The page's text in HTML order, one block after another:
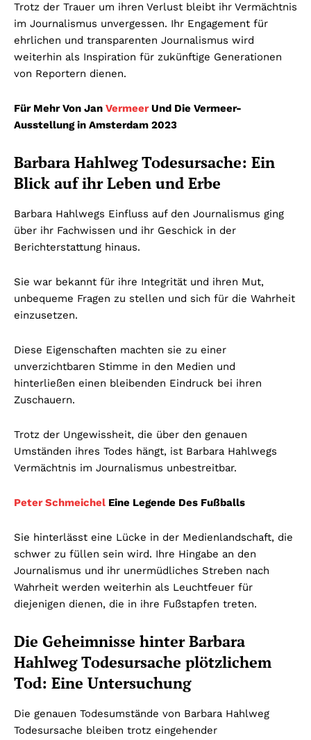
Trotz der Trauer um ihren Verlust bleibt ihr Vermächtnis
im Journalismus unvergessen. Ihr Engagement für
ehrlichen und transparenten Journalismus wird
weiterhin als Inspiration für zukünftige Generationen
von Reportern dienen.
Für Mehr Von Jan VermeerUnd Die Vermeer-
Ausstellung in Amsterdam 2023
Barbara Hahlweg Todesursache: Ein
Blick auf ihr Leben und Erbe
Barbara Hahlwegs Einfluss auf den Journalismus ging
über ihr Fachwissen und ihr Geschick in der
Berichterstattung hinaus.
Sie war bekannt für ihre Integrität und ihren Mut,
unbequeme Fragen zu stellen und sich für die Wahrheit
einzusetzen.
Diese Eigenschaften machten sie zu einer
unverzichtbaren Stimme in den Medien und
hinterließen einen bleibenden Eindruck bei ihren
Zuschauern.
Trotz der Ungewissheit, die über den genauen
Umständen ihres Todes hängt, ist Barbara Hahlwegs
Vermächtnis im Journalismus unbestreitbar.
Peter Schmeichel Eine Legende Des Fußballs
Sie hinterlässt eine Lücke in der Medienlandschaft, die
schwer zu füllen sein wird. Ihre Hingabe an den
Journalismus und ihr unermüdliches Streben nach
Wahrheit werden weiterhin als Leuchtfeuer für
diejenigen dienen, die in ihre Fußstapfen treten.
Die Geheimnisse hinter Barbara
Hahlweg Todesursache plötzlichem
Tod: Eine Untersuchung
Die genauen Todesumstände von Barbara Hahlweg
Todesursache bleiben trotz eingehender